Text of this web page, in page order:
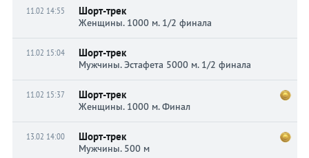
11.02 14:55 Шорт-трек
Женщины. 1000 м. 1/2 финала
11.02 15:04 Шорт-трек
Мужчины. Эстафета 5000 м. 1/2 финала
11.02 15:37 Шорт-трек
Женщины. 1000 м. Финал
13.02 14:00 Шорт-трек
Мужчины. 500 м